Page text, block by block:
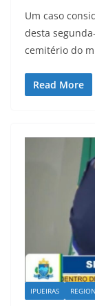
Um caso
desta
cemitério do
Read More
IPUEIRAS